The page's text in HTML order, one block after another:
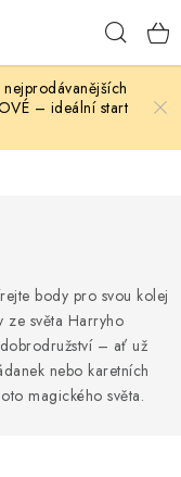
– ideální start
body pro svou kolej
ze světa Harryho
– ať už
nebo karetních
magického světa.